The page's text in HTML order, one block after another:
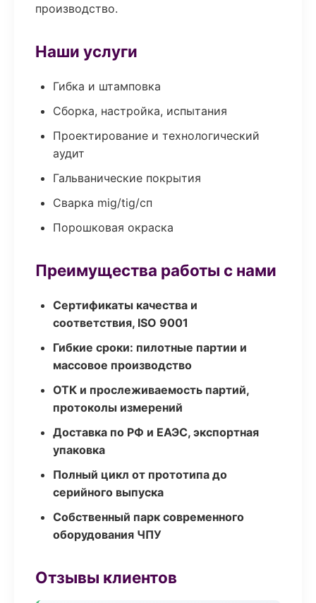
производство.
Наши услуги
Гибка и штамповка
Сборка, настройка, испытания
Проектирование и технологический
аудит
Гальванические покрытия
Сварка mig/tig/сп
Порошковая окраска
Преимущества работы с нами
Сертификаты качества и
соответствия, ISO 9001
Гибкие сроки: пилотные партии и
массовое производство
ОТК и прослеживаемость партий,
протоколы измерений
Доставка по РФ и ЕАЭС, экспортная
упаковка
Полный цикл от прототипа до
серийного выпуска
Собственный парк современного
оборудования ЧПУ
Отзывы клиентов